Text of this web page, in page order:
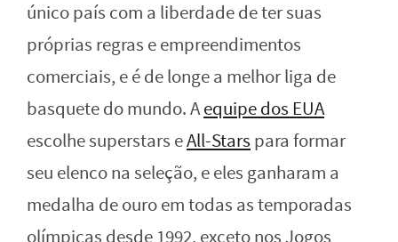
único país com a liberdade de ter suas
próprias regras e empreendimentos
comerciais, e é de longe a melhor liga de
basquete do mundo. Aequipe dos EUA
escolhe superstars eAll-Stars para formar
seu elenco na seleção, e eles ganharam a
medalha de ouro em todas as temporadas